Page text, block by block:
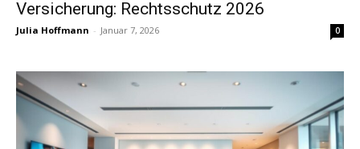
Versicherung: Rechtsschutz 2026
Julia Hoffmann - Januar 7, 2026 0